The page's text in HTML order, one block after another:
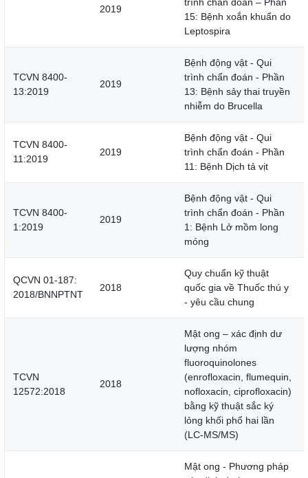
2019
15: Bệnh xoắn khuẩn do
Leptospira
TCVN 8400-
13:2019
2019
Bệnh động vật - Qui
trình chẩn đoán - Phần
13: Bệnh sảy thai truyền
nhiễm do Brucella
TCVN 8400-
11:2019
2019
Bệnh động vật - Qui
trình chẩn đoán - Phần
11: Bệnh Dịch tả vịt
TCVN 8400-
1:2019
2019
Bệnh động vật - Qui
trình chẩn đoán - Phần
1: Bệnh Lở mồm long
móng
QCVN 01-187:
2018/BNNPTNT
2018
Quy chuẩn kỹ thuật
quốc gia về Thuốc thú y
- yêu cầu chung
TCVN
12572:2018
2018
Mật ong – xác định dư
lượng nhóm
fluoroquinolones
(enrofloxacin, flumequin,
nofloxacin, ciprofloxacin)
bằng kỹ thuật sắc ký
lỏng khối phổ hai lần
(LC-MS/MS)
Mật ong - Phương pháp